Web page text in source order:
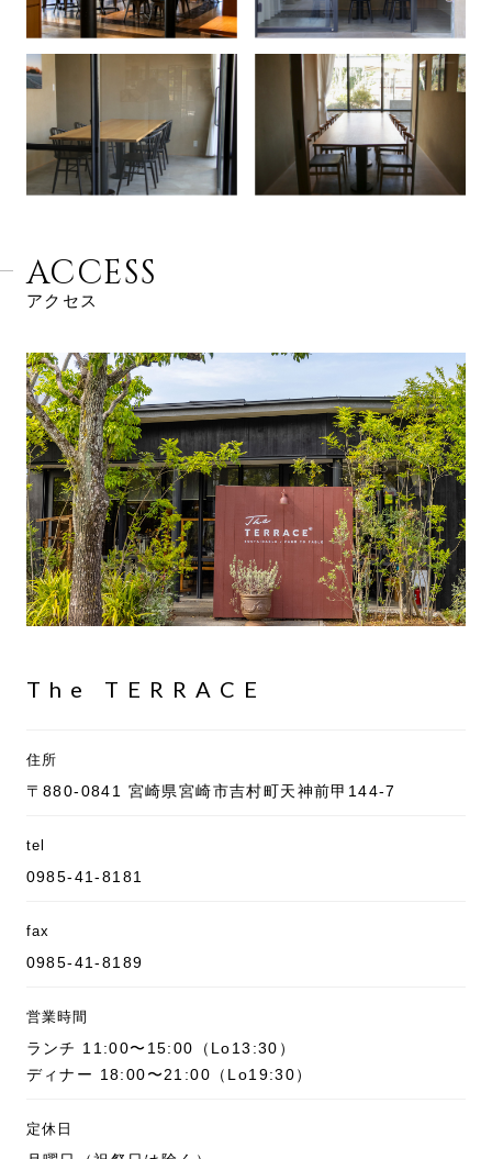
ACCESS
アクセス
The TERRACE
住所
〒880-0841 宮崎県宮崎市吉村町天神前甲144-7
tel
0985-41-8181
fax
0985-41-8189
営業時間
ランチ 11:00〜15:00（Lo13:30）
ディナー 18:00〜21:00（Lo19:30）
定休日